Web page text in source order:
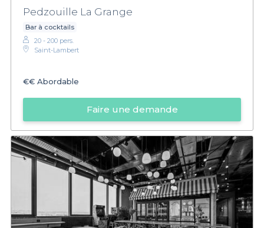
Pedzouille La Grange
Bar à cocktails
20 - 200 pers.
Saint-Lambert
€€ Abordable
Faire une demande